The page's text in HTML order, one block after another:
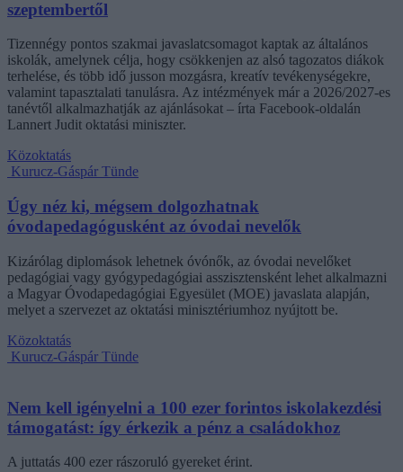
szeptembertől
Tizennégy pontos szakmai javaslatcsomagot kaptak az általános
iskolák, amelynek célja, hogy csökkenjen az alsó tagozatos diákok
terhelése, és több idő jusson mozgásra, kreatív tevékenységekre,
valamint tapasztalati tanulásra. Az intézmények már a 2026/2027-es
tanévtől alkalmazhatják az ajánlásokat – írta Facebook-oldalán
Lannert Judit oktatási miniszter.
Közoktatás
Kurucz-Gáspár Tünde
Úgy néz ki, mégsem dolgozhatnak
óvodapedagógusként az óvodai nevelők
Kizárólag diplomások lehetnek óvónők, az óvodai nevelőket
pedagógiai vagy gyógypedagógiai asszisztensként lehet alkalmazni
a Magyar Óvodapedagógiai Egyesület (MOE) javaslata alapján,
melyet a szervezet az oktatási minisztériumhoz nyújtott be.
Közoktatás
Kurucz-Gáspár Tünde
Nem kell igényelni a 100 ezer forintos iskolakezdési
támogatást: így érkezik a pénz a családokhoz
A juttatás 400 ezer rászoruló gyereket érint.